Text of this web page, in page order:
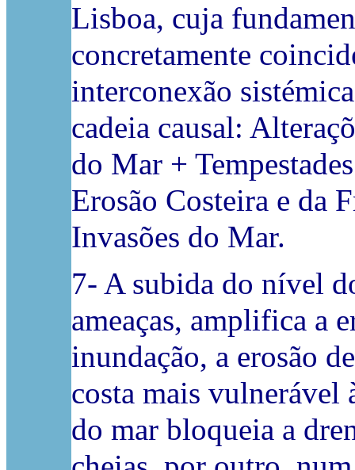
Lisboa, cuja
concretamente
interconexão
cadeia causal:
do Mar +
Erosão Costeira e da
Invasões do Mar.
7- A subida do nível
ameaças, amplifica a
inundação, a erosão
costa mais vulnerável
do mar bloqueia a